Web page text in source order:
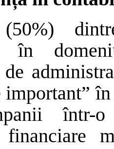
(50%)
în
important”
într-
financiare